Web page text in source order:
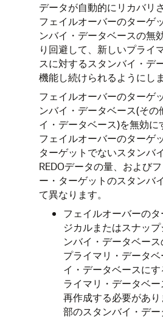
データが自動的にリカバリ
フェイルオーバーのターゲ
ンバイ・データベースの無
り回避して、新しいプライ
スに対するスタンバイ・デ
機能し続けられるようにしま
フェイルオーバーのターゲ
ンバイ・データベース(その
イ・データベース)を無効に
フェイルオーバーのターゲ
ターゲットでないスタンバ
REDOデータの量、および
ー・ターゲットのスタンバ
て異なります。
フェイルオーバーの
ジカルまたはスナッ
ンバイ・データベー
プライマリ・データ
イ・データベースに
ライマリ・データベ
再作成する必要があ
部のスタンバイ・デ